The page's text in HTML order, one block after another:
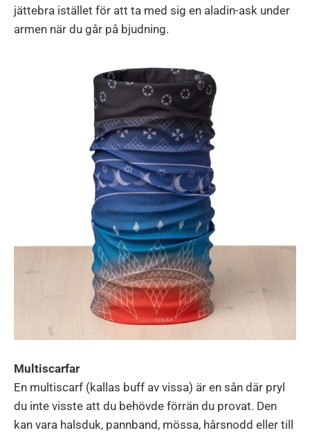
jättebra istället för att ta med sig en aladin-ask under
armen när du går på bjudning.
Multiscarfar
En multiscarf (kallas buff av vissa) är en sån där pryl
du inte visste att du behövde förrän du provat. Den
kan vara halsduk, pannband, mössa, hårsnodd eller till